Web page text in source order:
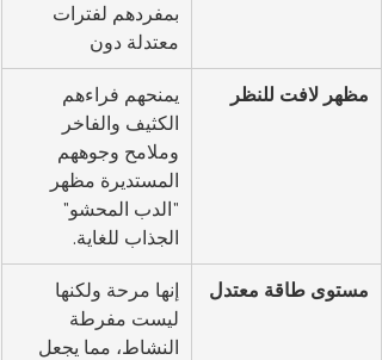
بمفردهم لفترات
معتدلة دون
مظهر لافت للنظر
يمنحهم فراءهم
الكثيف والفاخر
وملامح وجوههم
المستديرة مظهر
"الدب المحشو"
الجذاب للغاية.
مستوى طاقة معتدل
إنها مرحة ولكنها
ليست مفرطة
النشاط، مما يجعل